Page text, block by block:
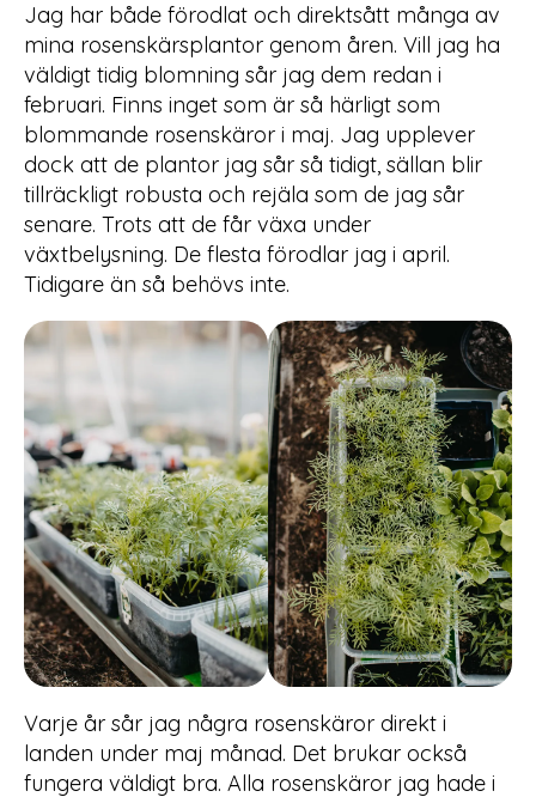
Jag har både förodlat och direktsått många av
mina rosenskärsplantor genom åren. Vill jag ha
väldigt tidig blomning sår jag dem redan i
februari. Finns inget som är så härligt som
blommande rosenskäror i maj. Jag upplever
dock att de plantor jag sår så tidigt, sällan blir
tillräckligt robusta och rejäla som de jag sår
senare. Trots att de får växa under
växtbelysning. De flesta förodlar jag i april.
Tidigare än så behövs inte.
Varje år sår jag några rosenskäror direkt i
landen under maj månad. Det brukar också
fungera väldigt bra. Alla rosenskäror jag hade i